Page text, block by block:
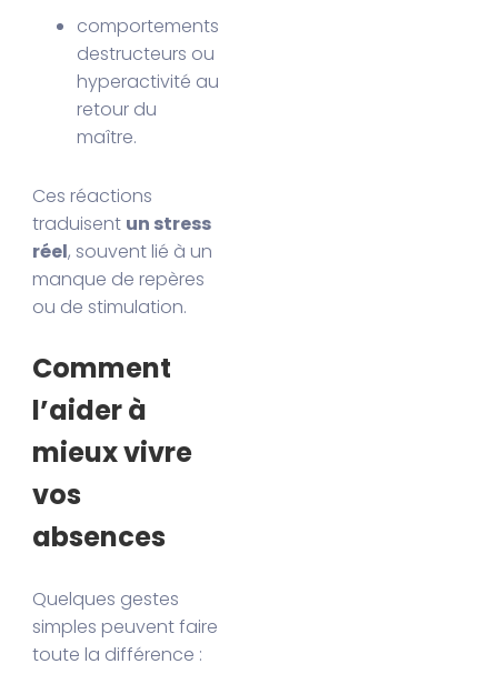
comportements
destructeurs ou
hyperactivité au
retour du
maître.
Ces réactions
traduisent un stress
réel, souvent lié à un
manque de repères
ou de stimulation.
Comment
l’aider à
mieux vivre
vos
absences
Quelques gestes
simples peuvent faire
toute la différence :